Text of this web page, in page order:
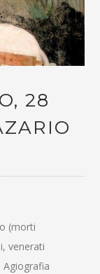
28
(morti
venerati
Agiografia